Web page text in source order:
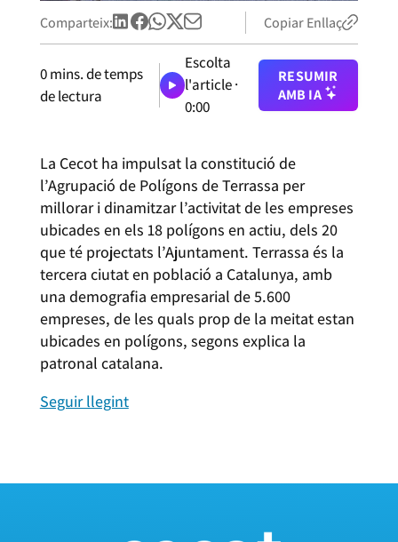
Comparteix: Copiar Enllaç
0mins. de temps
de lectura
Escolta
l'article ·
0:00
RESUMIR
AMB IA
La Cecot ha impulsat la constitució de
l’Agrupació de Polígons de Terrassa per
millorar i dinamitzar l’activitat de les empreses
ubicades en els 18 polígons en actiu, dels 20
que té projectats l’Ajuntament. Terrassa és la
tercera ciutat en població a Catalunya, amb
una demografia empresarial de 5.600
empreses, de les quals prop de la meitat estan
ubicades en polígons, segons explica la
patronal catalana.
Seguir llegint